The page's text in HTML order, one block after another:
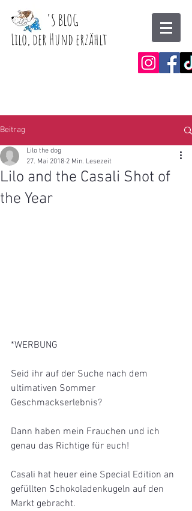
'S BLOG
Lilo, der Hund erzählt
Beitrag
Lilo and the Casali Shot of
the Year
Lilo the dog
27. Mai 2018 2 Min. Lesezeit
*WERBUNG
Seid ihr auf der Suche nach dem
ultimativen Sommer
Geschmackserlebnis?
Dann haben mein Frauchen und ich
genau das Richtige für euch!
Casali hat heuer eine Special Edition an
gefüllten Schokoladenkugeln auf den
Markt gebracht.